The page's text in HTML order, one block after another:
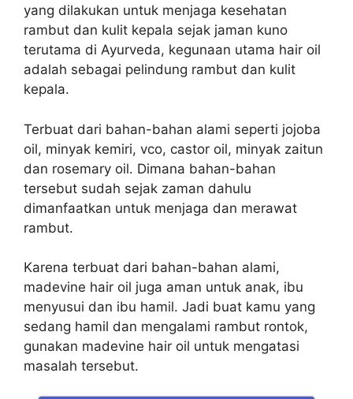
yang dilakukan untuk menjaga kesehatan
rambut dan kulit kepala sejak jaman kuno
terutama di Ayurveda, kegunaan utama hair oil
adalah sebagai pelindung rambut dan kulit
kepala.
Terbuat dari bahan-bahan alami seperti jojoba
oil, minyak kemiri, vco, castor oil, minyak zaitun
dan rosemary oil. Dimana bahan-bahan
tersebut sudah sejak zaman dahulu
dimanfaatkan untuk menjaga dan merawat
rambut.
Karena terbuat dari bahan-bahan alami,
madevine hair oil juga aman untuk anak, ibu
menyusui dan ibu hamil. Jadi buat kamu yang
sedang hamil dan mengalami rambut rontok,
gunakan madevine hair oil untuk mengatasi
masalah tersebut.